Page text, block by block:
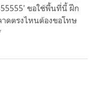
ขอใช้พื้นที่นี้ ฝึก
ดตรงไหนต้องขอโทษ